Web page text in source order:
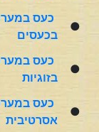
●
כעס
בכעסים
●
כעס
בזוגיות
●
כעס
אסרטיבית